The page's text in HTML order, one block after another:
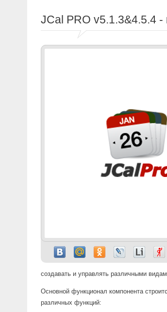
JCal PRO v5.1.3&4.5.4 -
создавать и управлять различными
Основной функционал компонента
различных функций: